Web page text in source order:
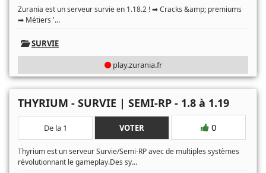
Zurania est un serveur survie en 1.18.2 ! ➡ Cracks &amp; premiums
➡ Métiers '...
SURVIE
play.zurania.fr
THYRIUM - SURVIE | SEMI-RP - 1.8 à 1.19
De la 1 VOTER 0
Thyrium est un serveur Survie/Semi-RP avec de multiples systèmes
révolutionnant le gameplay.Des sy...